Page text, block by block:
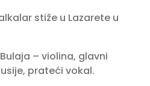
stiže u Lazarete u
– violina, glavni
prateći vokal.